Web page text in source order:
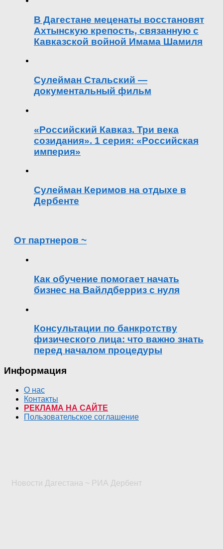
В Дагестане меценаты восстановят
Ахтынскую крепость, связанную с
Кавказской войной Имама Шамиля
Сулейман Стальский —
документальный фильм
«Российский Кавказ. Три века
созидания». 1 серия: «Российская
империя»
Сулейман Керимов на отдыхе в
Дербенте
От партнеров ~
Как обучение помогает начать
бизнес на Вайлдберриз с нуля
Консультации по банкротству
физического лица: что важно знать
перед началом процедуры
Информация
О нас
Контакты
РЕКЛАМА НА САЙТЕ
Пользовательское соглашение
Новости Дагестана ~ РИА Дербент